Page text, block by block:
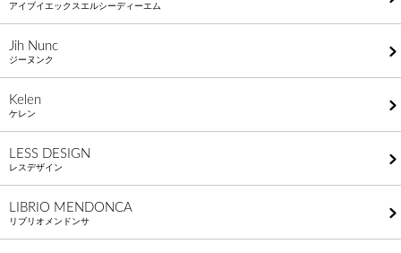
アイブイエックスエルシーディーエム
Jih Nunc
ジーヌンク
Kelen
ケレン
LESS DESIGN
レスデザイン
LIBRIO MENDONCA
リブリオメンドンサ